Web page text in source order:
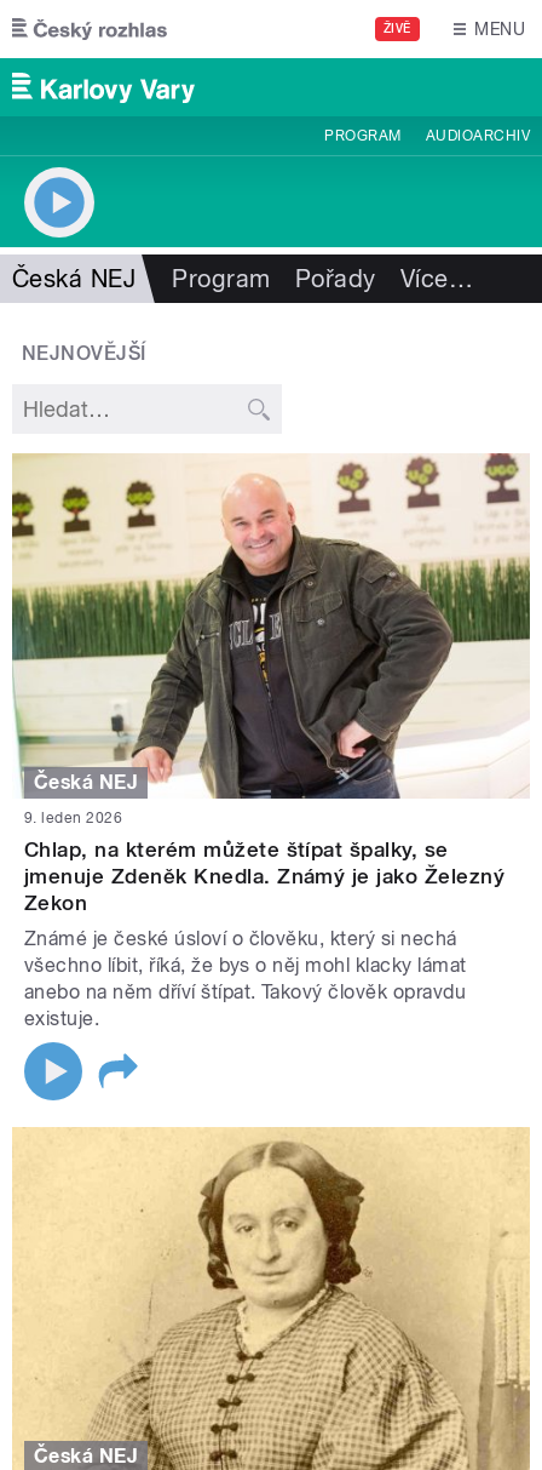
Přejít k hlavnímu obsahu
ŽIVĚ MENU
PROGRAM AUDIOARCHIV
Česká NEJ Program Pořady Více…
NEJNOVĚJŠÍ
Česká NEJ
9. leden 2026
Chlap, na kterém můžete štípat špalky, se
jmenuje Zdeněk Knedla. Známý je jako Železný
Zekon
Známé je české úsloví o člověku, který si nechá
všechno líbit, říká, že bys o něj mohl klacky lámat
anebo na něm dříví štípat. Takový člověk opravdu
existuje.
Česká NEJ